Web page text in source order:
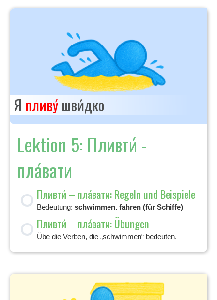
Я пливу́ шви́дко
Lektion 5: Пливти́ -
пла́вати
Пливти́ – пла́вати: Regeln und Beispiele
Bedeutung: schwimmen, fahren (für Schiffe)
Пливти́ – пла́вати: Übungen
Übe die Verben, die „schwimmen“ bedeuten.